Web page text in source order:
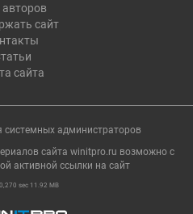
сайт
сайта
администраторов
сайта winitpro.ru возможно с
активной ссылки на cайт
sec 11.92 MB